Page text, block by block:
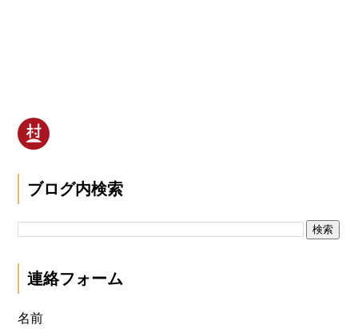
ブログ内検索
連絡フォーム
名前